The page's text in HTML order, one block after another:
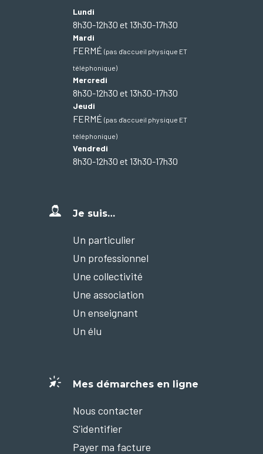
Lundi
8h30-12h30 et 13h30-17h30
Mardi
FERMÉ (pas d'accueil physique ET
téléphonique)
Mercredi
8h30-12h30 et 13h30-17h30
Jeudi
FERMÉ (pas d'accueil physique ET
téléphonique)
Vendredi
8h30-12h30 et 13h30-17h30
Je suis…
Un particulier
Un professionnel
Une collectivité
Une association
Un enseignant
Un élu
Mes démarches en ligne
Nous contacter
S’identifier
Payer ma facture